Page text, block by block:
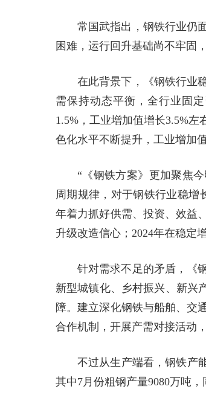
常国武指出，钢铁行业仍
困难，运行回升基础尚不牢固
在此背景下，《钢铁行业
需保持动态平衡，全行业固
1.5%，工业增加值增长3.5%
色化水平不断提升，工业增加
“《钢铁方案》更加聚焦
周期规律，对于钢铁行业稳增
年着力抓好供需、投资、效益
升级改造信心；2024年在稳定
针对需求不足的矛盾，《
新型城镇化、乡村振兴、新兴
障。建立深化钢铁与船舶、交
合作机制，开展产需对接活动
不过从生产端看，钢铁产
其中7月份粗钢产量9080万吨，